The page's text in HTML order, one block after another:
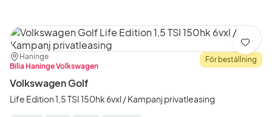
Plats:
Haninge
Återförsäljare:
Bilia Haninge Volkswagen
För beställning
Volkswagen Golf
Life Edition 1,5 TSI 150hk 6vxl / Kampanj privatleasing
Spara